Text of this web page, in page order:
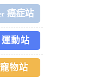
癌症站
運動站
寵物站